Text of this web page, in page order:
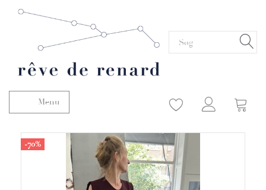
Skifte navigation
Menu
-70%